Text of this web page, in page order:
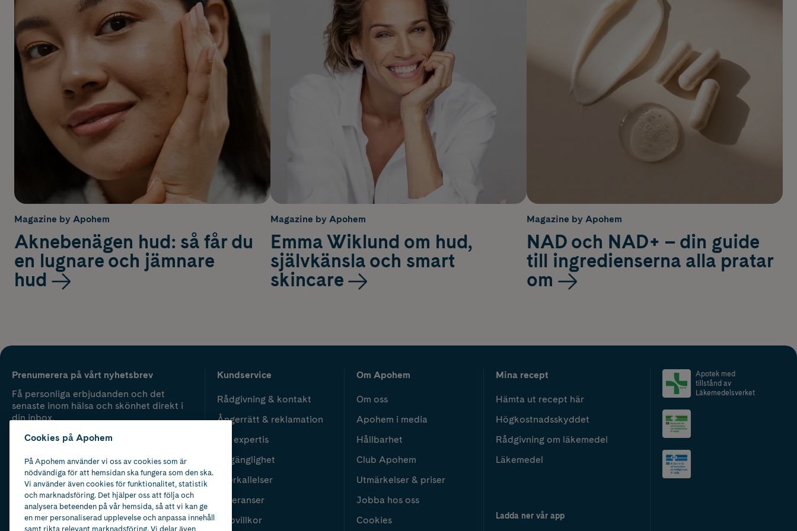
Magazine by Apohem
Aknebenägen hud: så får du
en lugnare och jämnare
hud
Magazine by Apohem
Emma Wiklund om hud,
självkänsla och smart
skincare
Magazine by Apohem
NAD och NAD+ – din guide
till ingredienserna alla pratar
om
Prenumerera på vårt nyhetsbrev
Få personliga erbjudanden och det
senaste inom hälsa och skönhet direkt i
din inbox.
Kundservice
Rådgivning & kontakt
Ångerrätt & reklamation
Vår expertis
Tillgänglighet
Återkallelser
Leveranser
Köpvillkor
Om Apohem
Om oss
Apohem i media
Hållbarhet
Club Apohem
Utmärkelser & priser
Jobba hos oss
Cookies
Mina recept
Hämta ut recept här
Högkostnadsskyddet
Rådgivning om läkemedel
Läkemedel
Ladda ner vår app
Apotek med
tillstånd av
Läkemedelsverket
Cookies på Apohem
På Apohem använder vi oss av cookies som är
nödvändiga för att hemsidan ska fungera som den ska.
Vi använder även cookies för funktionalitet, statistik
och marknadsföring. Det hjälper oss att följa och
analysera beteenden på vår hemsida, så att vi kan ge
en mer personaliserad upplevelse och anpassa innehåll
samt rikta relevant marknadsföring. Vi delar även